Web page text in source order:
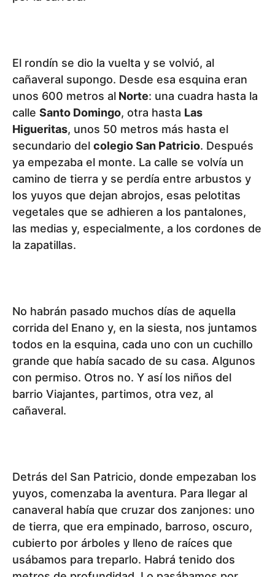
El rondín se dio la vuelta y se volvió, al
cañaveral supongo. Desde esa esquina eran
unos 600 metros al Norte: una cuadra hasta la
calle Santo Domingo, otra hasta Las
Higueritas, unos 50 metros más hasta el
secundario del colegio San Patricio. Después
ya empezaba el monte. La calle se volvía un
camino de tierra y se perdía entre arbustos y
los yuyos que dejan abrojos, esas pelotitas
vegetales que se adhieren a los pantalones,
las medias y, especialmente, a los cordones de
la zapatillas.
No habrán pasado muchos días de aquella
corrida del Enano y, en la siesta, nos juntamos
todos en la esquina, cada uno con un cuchillo
grande que había sacado de su casa. Algunos
con permiso. Otros no. Y así los niños del
barrio Viajantes, partimos, otra vez, al
cañaveral.
Detrás del San Patricio, donde empezaban los
yuyos, comenzaba la aventura. Para llegar al
canaveral había que cruzar dos zanjones: uno
de tierra, que era empinado, barroso, oscuro,
cubierto por árboles y lleno de raíces que
usábamos para treparlo. Habrá tenido dos